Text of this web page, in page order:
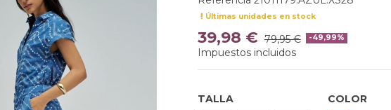
Últimas unidades en stock
39,98 € 79,95 € -49,99%
Impuestos incluidos
TALLA
COLOR